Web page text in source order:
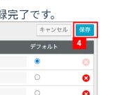
了です。